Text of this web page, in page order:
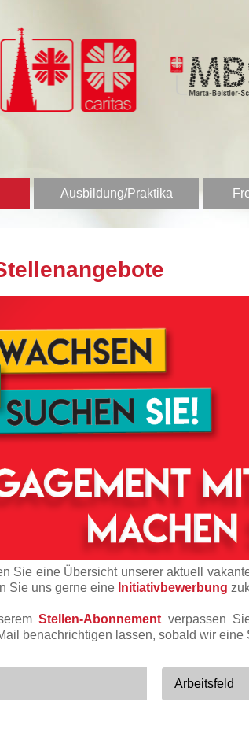
Ausbildung/Praktika
Sie eine Übersicht unserer aktuell
Sie uns gerne eine Initiativbewerbung
Stellen-Abonnement verpassen
benachrichtigen lassen, sobald wir
Arbeitsfeld